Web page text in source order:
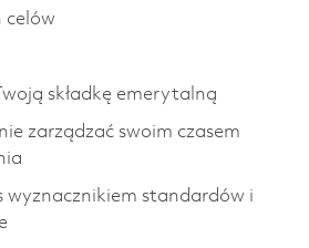
celów
składkę emerytalną
zarządzać swoim czasem
wyznacznikiem standardów i